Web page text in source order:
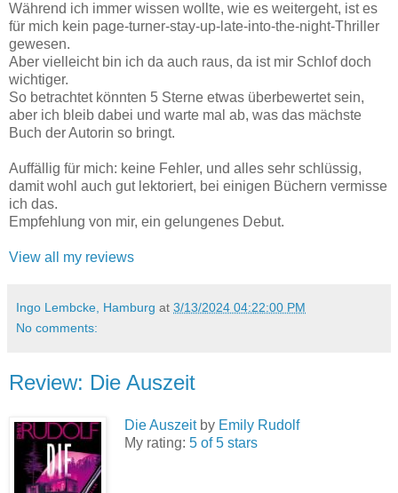
Während ich immer wissen wollte, wie es weitergeht, ist es
für mich kein page-turner-stay-up-late-into-the-night-Thriller
gewesen.
Aber vielleicht bin ich da auch raus, da ist mir Schlof doch
wichtiger.
So betrachtet könnten 5 Sterne etwas überbewertet sein,
aber ich bleib dabei und warte mal ab, was das mächste
Buch der Autorin so bringt.
Auffällig für mich: keine Fehler, und alles sehr schlüssig,
damit wohl auch gut lektoriert, bei einigen Büchern vermisse
ich das.
Empfehlung von mir, ein gelungenes Debut.
View all my reviews
Ingo Lembcke, Hamburg at 3/13/2024 04:22:00 PM
No comments:
Review: Die Auszeit
Die Auszeitby Emily Rudolf
My rating: 5 of 5 stars